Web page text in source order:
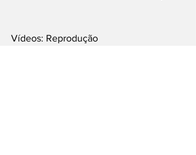
Vídeos: Reprodução